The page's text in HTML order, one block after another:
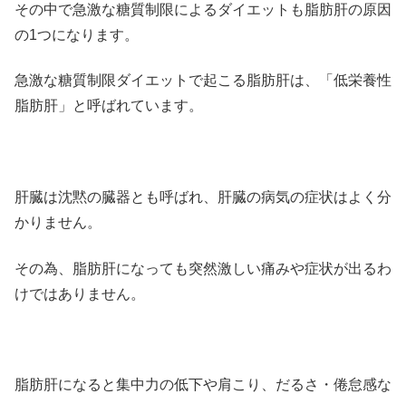
その中で急激な糖質制限によるダイエットも脂肪肝の原因
の1つになります。
急激な糖質制限ダイエットで起こる脂肪肝は、「低栄養性
脂肪肝」と呼ばれています。
肝臓は沈黙の臓器とも呼ばれ、肝臓の病気の症状はよく分
かりません。
その為、脂肪肝になっても突然激しい痛みや症状が出るわ
けではありません。
脂肪肝になると集中力の低下や肩こり、だるさ・倦怠感な